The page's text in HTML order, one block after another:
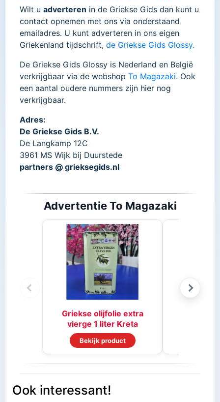
Wilt u adverteren in de Griekse Gids dan kunt u
contact opnemen met ons via onderstaand
emailadres. U kunt adverteren in ons eigen
Griekenland tijdschrift, de Griekse Gids Glossy.
De Griekse Gids Glossy is Nederland en België
verkrijgbaar via de webshop To Magazaki. Ook
een aantal oudere nummers zijn hier nog
verkrijgbaar.
Adres:
De Griekse Gids B.V.
De Langkamp 12C
3961 MS Wijk bij Duurstede
partners @ grieksegids.nl
Advertentie To Magazaki
Griekse olijfolie extra
vierge 1 liter Kreta
Bekijk product
Stifado
Ook interessant!